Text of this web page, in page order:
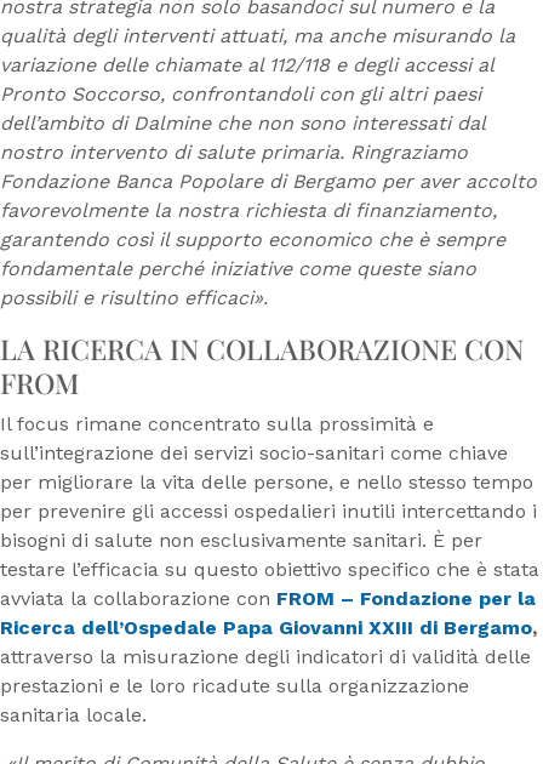
nostra strategia non solo basandoci sul numero e la
qualità degli interventi attuati, ma anche misurando la
variazione delle chiamate al 112/118 e degli accessi al
Pronto Soccorso, confrontandoli con gli altri paesi
dell’ambito di Dalmine che non sono interessati dal
nostro intervento di salute primaria. Ringraziamo
Fondazione Banca Popolare di Bergamo per aver accolto
favorevolmente la nostra richiesta di finanziamento,
garantendo così il supporto economico che è sempre
fondamentale perché iniziative come queste siano
possibili e risultino efficaci».
LA RICERCA IN COLLABORAZIONE CON
FROM
Il focus rimane concentrato sulla prossimità e
sull’integrazione dei servizi socio-sanitari come chiave
per migliorare la vita delle persone, e nello stesso tempo
per prevenire gli accessi ospedalieri inutili intercettando i
bisogni di salute non esclusivamente sanitari. È per
testare l’efficacia su questo obiettivo specifico che è stata
avviata la collaborazione con FROM – Fondazione per la
Ricerca dell’Ospedale Papa Giovanni XXIII di Bergamo,
attraverso la misurazione degli indicatori di validità delle
prestazioni e le loro ricadute sulla organizzazione
sanitaria locale.